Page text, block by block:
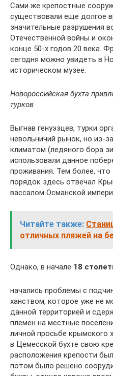
Сами же крепостные
существовали еще долгое
значительные разрушения
Отечественной войны и
конце 50-х годов 20 века.
сегодня можно увидеть в
историческом музее.
Новороссийская бухта
турков
Выгнав генуэзцев, турки
невольничий рынок, но из-
климатом (ледяного бора
использовали данное
проживания. Тем более,
порядок здесь отвечал
вассалом Османской
Читайте также:
отличных пляжей на
Однако, в начале 18
начались проблемы с
ханством, которое уже не
данной территорией и
племен на местные
личной просьбе крымского
в Цемесской бухте свою
расположения крепости
потом было решено